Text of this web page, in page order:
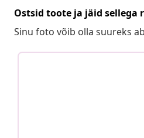
Ostsid toote ja jäid sellega
Sinu foto võib olla suureks